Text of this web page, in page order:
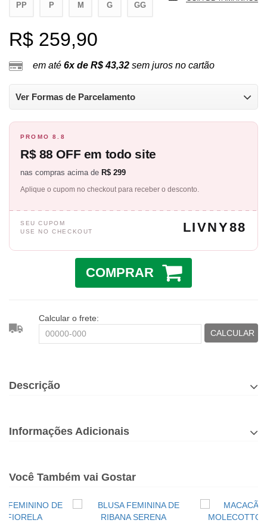
PP P M G GG
R$ 259,90
em até 6x de R$ 43,32 sem juros no cartão
Ver Formas de Parcelamento
PROMO 8.8
R$ 88 OFF em todo site
nas compras acima de R$ 299
Aplique o cupom no checkout para receber o desconto.
SEU CUPOM
USE NO CHECKOUT
LIVNY88
COMPRAR
Calcular o frete:
CALCULAR
Descrição
Informações Adicionais
Você Também vai Gostar